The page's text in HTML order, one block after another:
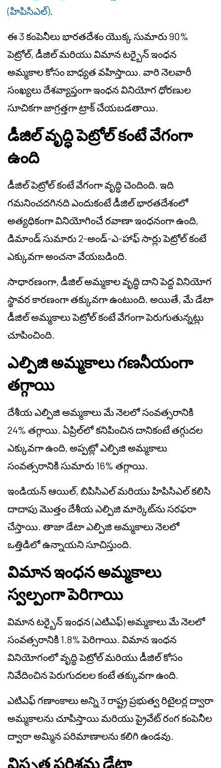
(హిపిసిఎల్).
ఈ 3 కంపెనీలు భారతదేశం యొక్క సుమారు 90%
పెట్రోల్, డీజిల్ మరియు విమాన టర్బైన్ ఇంధన
అమ్మకాల కోసం బాధ్యత వహిస్తాయి. వారి నెలవారీ
సంఖ్యలు దేశవ్యాప్తంగా ఇంధన వినియోగ ధోరణుల
సూచికగా జాగ్రత్తగా ట్రాక్ చేయబడతాయి.
డీజిల్ వృద్ధి పెట్రోల్ కంటే వేగంగా
ఉంది
డీజిల్ పెట్రోల్ కంటే వేగంగా వృద్ధి చెందింది. ఇది
గమనించదగినది ఎందుకంటే డీజిల్ భారతదేశంలో
అత్యధికంగా వినియోగించే రవాణా ఇంధనంగా ఉంది,
డిమాండ్ సుమారు 2-అండ్-ఎ-హాఫ్ సార్లు పెట్రోల్ కంటే
ఎక్కువగా అంచనా వేయబడింది.
సాధారణంగా, డీజిల్ అమ్మకాల వృద్ధి దాని పెద్ద వినియోగ
స్థావర కారణంగా తక్కువగా ఉంటుంది. అయితే, మే డేటా
డీజిల్ అమ్మకాలు పెట్రోల్ కంటే వేగంగా పెరుగుతున్నట్లు
చూపించింది.
ఎల్పిజి అమ్మకాలు గణనీయంగా
తగ్గాయి
దేశీయ ఎల్పిజి అమ్మకాలు మే నెలలో సంవత్సరానికి
24% తగ్గాయి. ఏప్రిల్‌లో కనిపించిన దానికంటే తగ్గుదల
ఎక్కువగా ఉంది, అప్పట్లో ఎల్పిజి అమ్మకాలు
సంవత్సరానికి సుమారు 16% తగ్గాయి.
ఇండియన్ ఆయిల్, బిపిసిఎల్ మరియు హిపిసిఎల్ కలిసి
దాదాపు మొత్తం దేశీయ ఎల్పిజి మార్కెట్‌ను సరఫరా
చేస్తాయి. తాజా డేటా ఎల్పిజి అమ్మకాలు నెలలో
ఒత్తిడిలో ఉన్నాయని సూచిస్తుంది.
విమాన ఇంధన అమ్మకాలు
స్వల్పంగా పెరిగాయి
విమాన టర్బైన్ ఇంధన (ఎటిఎఫ్) అమ్మకాలు మే నెలలో
సంవత్సరానికి 1.8% పెరిగాయి. విమాన ఇంధన
వినియోగంలో వృద్ధి పెట్రోల్ మరియు డీజిల్ కోసం
నివేదించిన పెరుగుదలల కంటే తక్కువగా ఉంది.
ఎటిఎఫ్ గణాంకాలు అన్ని 3 రాష్ట్ర ప్రభుత్వ రిటైలర్ల ద్వారా
అమ్మకాలను చూపిస్తాయి మరియు ప్రైవేట్ రంగ కంపెనీల
ద్వారా అమ్మిన పరిమాణాలను కలిగి ఉండవు.
విస్తృత పరిశ్రమ డేటా